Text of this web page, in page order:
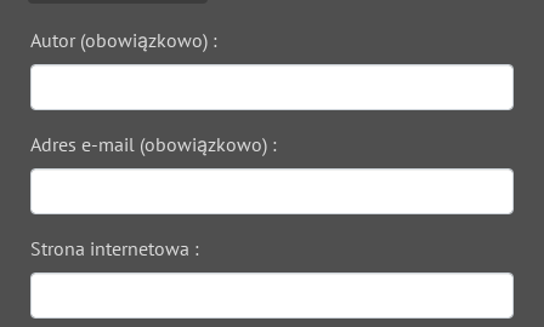
Autor (obowiązkowo) :
Adres e-mail (obowiązkowo) :
Strona internetowa :